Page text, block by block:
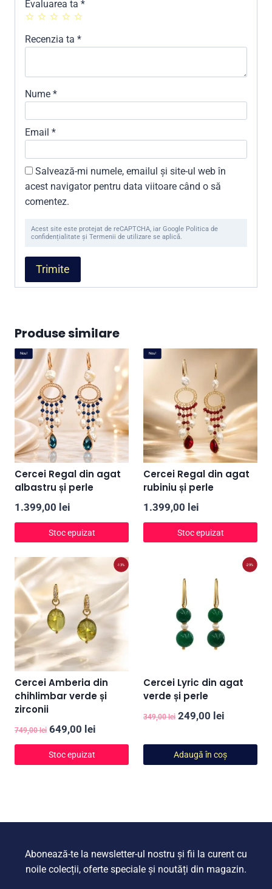
Evaluarea ta *
Recenzia ta *
Nume *
Email *
Salvează-mi numele, emailul și site-ul web în
acest navigator pentru data viitoare când o să
comentez.
Acest site este protejat de reCAPTCHA, iar Google Politica de
confidențialitate și Termenii de utilizare se aplică.
Produse similare
Nou!
Cercei Regal din agat
albastru și perle
1.399,00 lei
Stoc epuizat
Nou!
Cercei Regal din agat
rubiniu și perle
1.399,00 lei
Stoc epuizat
-13%
Cercei Amberia din
chihlimbar verde și
zirconii
749,00lei Prețul
inițial
a
649,00 lei
curent
Stoc epuizat
-29%
Cercei Lyric din agat
verde și perle
349,00lei Prețul
a
fost:
249,00 lei
este:
249,00
Adaugă în coș
Abonează-te la newsletter-ul nostru și fii la curent cu
noile colecții, oferte speciale și noutăți din magazin.